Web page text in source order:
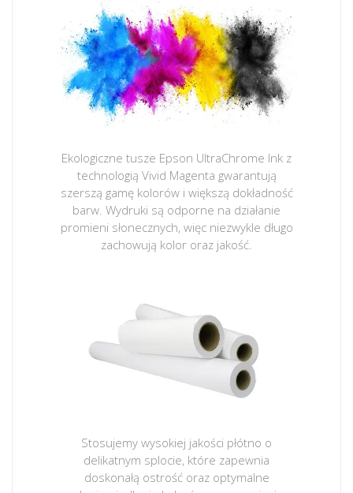
Ekologiczne tusze Epson UltraChrome Ink z
technologią Vivid Magenta gwarantują
szerszą gamę kolorów i większą dokładność
barw. Wydruki są odporne na działanie
promieni słonecznych, więc niezwykle długo
zachowują kolor oraz jakość.
Stosujemy wysokiej jakości płótno o
delikatnym splocie, które zapewnia
doskonałą ostrość oraz optymalne